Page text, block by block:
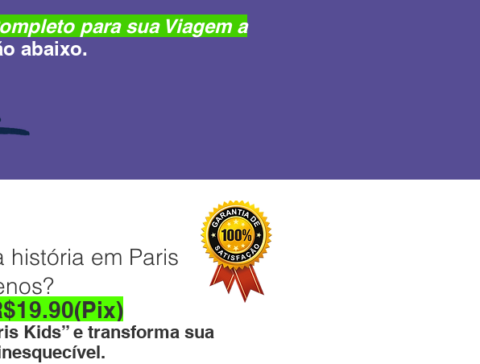
para sua Viagem a
abaixo.
história em Paris
Kids” e transforma sua